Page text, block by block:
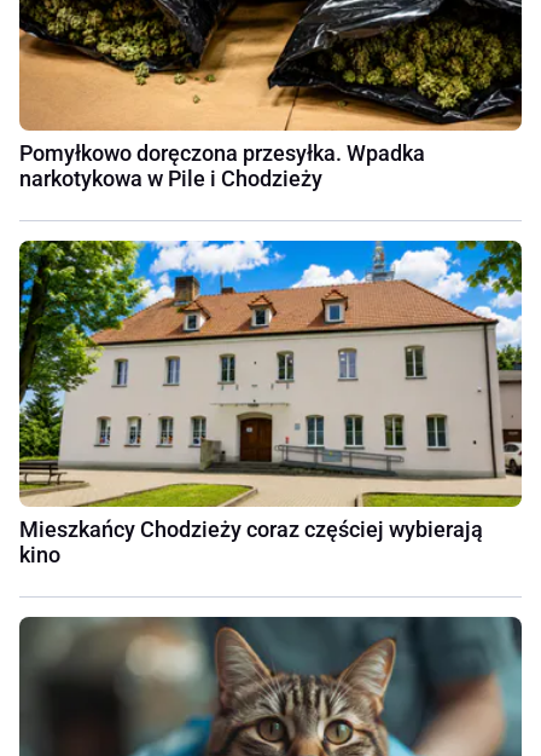
Pomyłkowo doręczona przesyłka. Wpadka
narkotykowa w Pile i Chodzieży
Mieszkańcy Chodzieży coraz częściej wybierają
kino